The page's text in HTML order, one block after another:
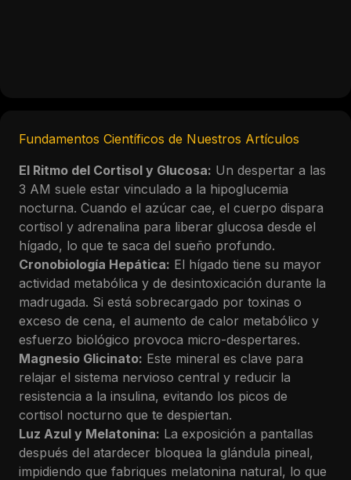
Fundamentos Científicos de Nuestros Artículos
El Ritmo del Cortisol y Glucosa: Un despertar a las
3 AM suele estar vinculado a la hipoglucemia
nocturna. Cuando el azúcar cae, el cuerpo dispara
cortisol y adrenalina para liberar glucosa desde el
hígado, lo que te saca del sueño profundo.
Cronobiología Hepática: El hígado tiene su mayor
actividad metabólica y de desintoxicación durante la
madrugada. Si está sobrecargado por toxinas o
exceso de cena, el aumento de calor metabólico y
esfuerzo biológico provoca micro-despertares.
Magnesio Glicinato: Este mineral es clave para
relajar el sistema nervioso central y reducir la
resistencia a la insulina, evitando los picos de
cortisol nocturno que te despiertan.
Luz Azul y Melatonina: La exposición a pantallas
después del atardecer bloquea la glándula pineal,
impidiendo que fabriques melatonina natural, lo que